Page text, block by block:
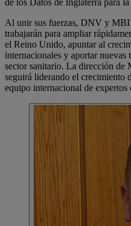
de los Datos de Inglaterra para
Al unir sus fuerzas, DNV y MBI
trabajarán para ampliar
el Reino Unido, apuntar al
internacionales y aportar nuevas
sector sanitario. La dirección de
seguirá liderando el crecimiento
equipo internacional de